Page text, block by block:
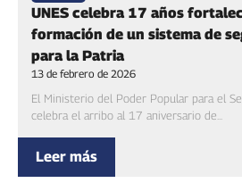
UNES celebra 17 años
formación de un sistema de
para la Patria
13 de febrero de 2026
El Ministerio del Poder Popular para el
celebra el arribo al 17 aniversario de...
Leer más